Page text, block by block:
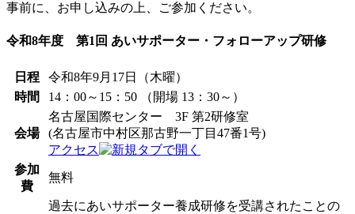
事前に、お申し込みの上、ご参加ください。
令和8年度 第1回 あいサポーター・フォローアップ研修
日程
令和8年9月17日（木曜）
時間
14：00～15：50 （開場 13：30～）
会場
名古屋国際センター 3F 第2研修室
(名古屋市中村区那古野一丁目47番1号)
アクセス
参加
費
無料
過去にあいサポーター養成研修を受講されたことの